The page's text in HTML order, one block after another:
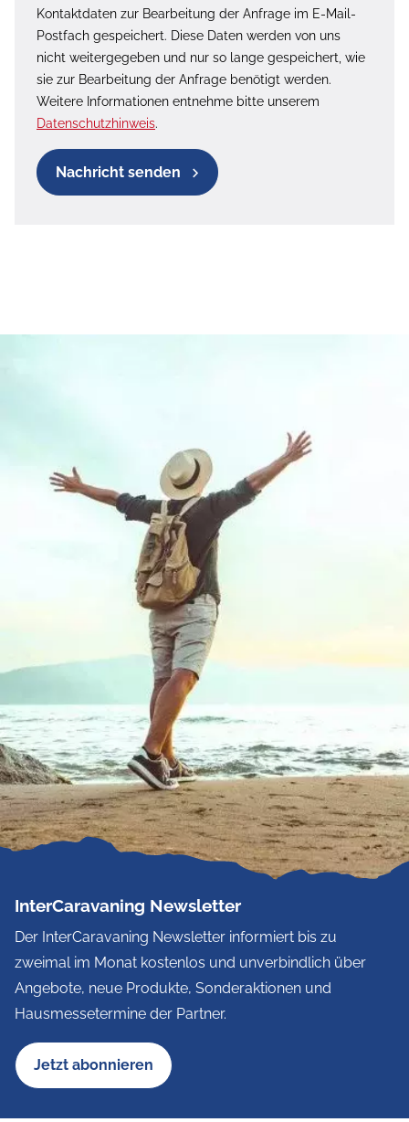
Kontaktdaten zur Bearbeitung der Anfrage im E-Mail-
Postfach gespeichert. Diese Daten werden von uns
nicht weitergegeben und nur so lange gespeichert, wie
sie zur Bearbeitung der Anfrage benötigt werden.
Weitere Informationen entnehme bitte unserem
Datenschutzhinweis.
Nachricht senden
InterCaravaning Newsletter
Der InterCaravaning Newsletter informiert bis zu
zweimal im Monat kostenlos und unverbindlich über
Angebote, neue Produkte, Sonderaktionen und
Hausmessetermine der Partner.
Jetzt abonnieren